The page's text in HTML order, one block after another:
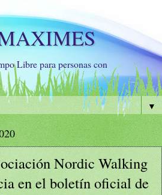
Libre para personas con
▼
Nordic Walking
en el boletín oficial de